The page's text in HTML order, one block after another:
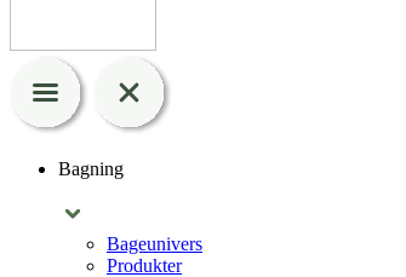
Bagning
Bageunivers
Produkter